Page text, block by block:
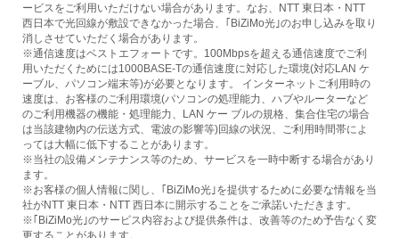
ービスをご利用いただけない場合があります。なお、NTT 東日本・NTT
西日本で光回線が敷設できなかった場合、｢BiZiMo光｣のお申し込みを取り
消しさせていただく場合があります。
※通信速度はベストエフォートです。100Mbpsを超える通信速度でご利
用いただくためには1000BASE-Tの通信速度に対応した環境(対応LAN ケ
ーブル、パソコン端末等)が必要となります。 インターネットご利用時の
速度は、お客様のご利用環境(パソコンの処理能力、ハブやルーターなど
のご利用機器の機能・処理能力、LAN ケー ブルの規格、集合住宅の場合
は当該建物内の伝送方式、電波の影響等)回線の状況、ご利用時間帯によ
っては大幅に低下することがあります。
※当社の設備メンテナンス等のため、サービスを一時中断する場合があり
ます。
※お客様の個人情報に関し、｢BiZiMo光｣を提供するために必要な情報を当
社がNTT 東日本・NTT 西日本に開示することをご承諾いただきます。
※｢BiZiMo光｣のサービス内容および提供条件は、改善等のため予告なく変
更することがあります。